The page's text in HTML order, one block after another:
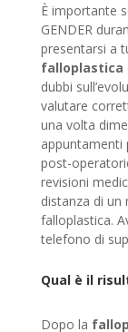
È importante
GENDER
presentarsi a
falloplastica
dubbi
valutare
una volta
appuntamenti
post-
revisioni
distanza di un
falloplastica.
telefono di
Qual è il
Dopo la